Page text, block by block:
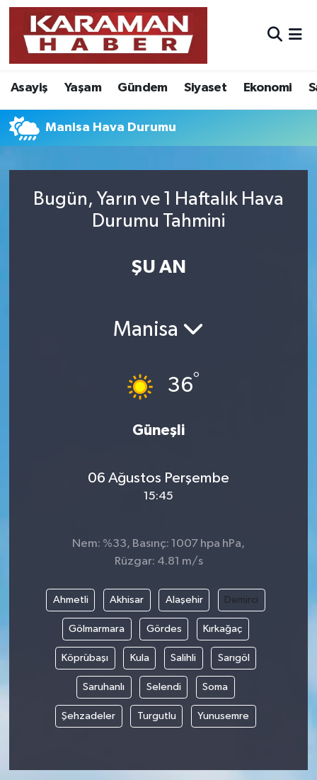
Asayiş Yaşam Gündem Siyaset Ekonomi
Manisa Hava Durumu
Bugün, Yarın ve 1 Haftalık Hava
Durumu Tahmini
ŞU AN
Manisa
36°
Güneşli
06 Ağustos Perşembe
15:45
Nem: %33, Basınç: 1007 hpa hPa,
Rüzgar: 4.81 m/s
Ahmetli Akhisar Alaşehir Demirci
Gölmarmara Gördes Kırkağaç
Köprübaşı Kula Salihli Sarıgöl
Saruhanlı Selendi Soma
Şehzadeler Turgutlu Yunusemre
Asayiş
Bilim - Teknoloji
Eğitim
Foto Galeri
Nöbetçi Eczaneler
Hava Durumu
Karaman Namaz Vakitleri
Süper Lig Puan Durumu ve Fikstür
Son Dakika Haberleri